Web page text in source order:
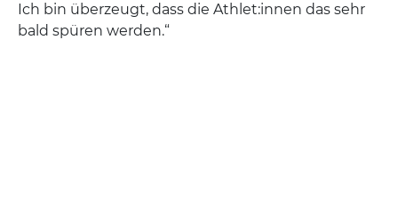
Ich bin überzeugt, dass die Athlet:innen das sehr
bald spüren werden.“